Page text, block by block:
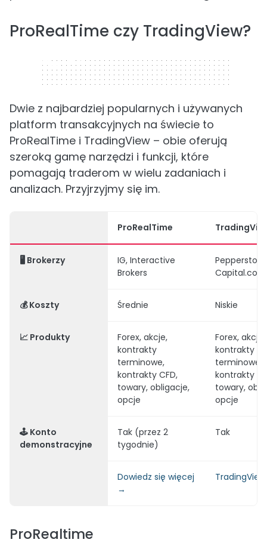
ProRealTime czy TradingView?
320 x 50
Dwie z najbardziej popularnych i używanych
platform transakcyjnych na świecie to
ProRealTime i TradingView – obie oferują
szeroką gamę narzędzi i funkcji, które
pomagają traderom w wielu zadaniach i
analizach. Przyjrzyjmy się im.
ProRealTime
🖥️ Brokerzy
IG, Interactive
Brokers
Capital.com
💰 Koszty Średnie Niskie
📈 Produkty
Forex, akcje,
kontrakty
terminowe,
kontrakty CFD,
towary, obligacje,
opcje
Forex, akcje,
kontrakty
terminowe,
kontrakty
towary,
opcje
🕹️ Konto
demonstracyjne
Tak (przez 2
tygodnie)
Tak
Dowiedz się więcej
→
ProRealtime